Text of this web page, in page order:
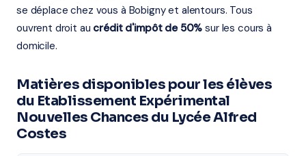
se déplace chez vous à Bobigny et alentours. Tous
ouvrent droit au crédit d'impôt de 50% sur les cours à
domicile.
Matières disponibles pour les élèves
du Etablissement Expérimental
Nouvelles Chances du Lycée Alfred
Costes